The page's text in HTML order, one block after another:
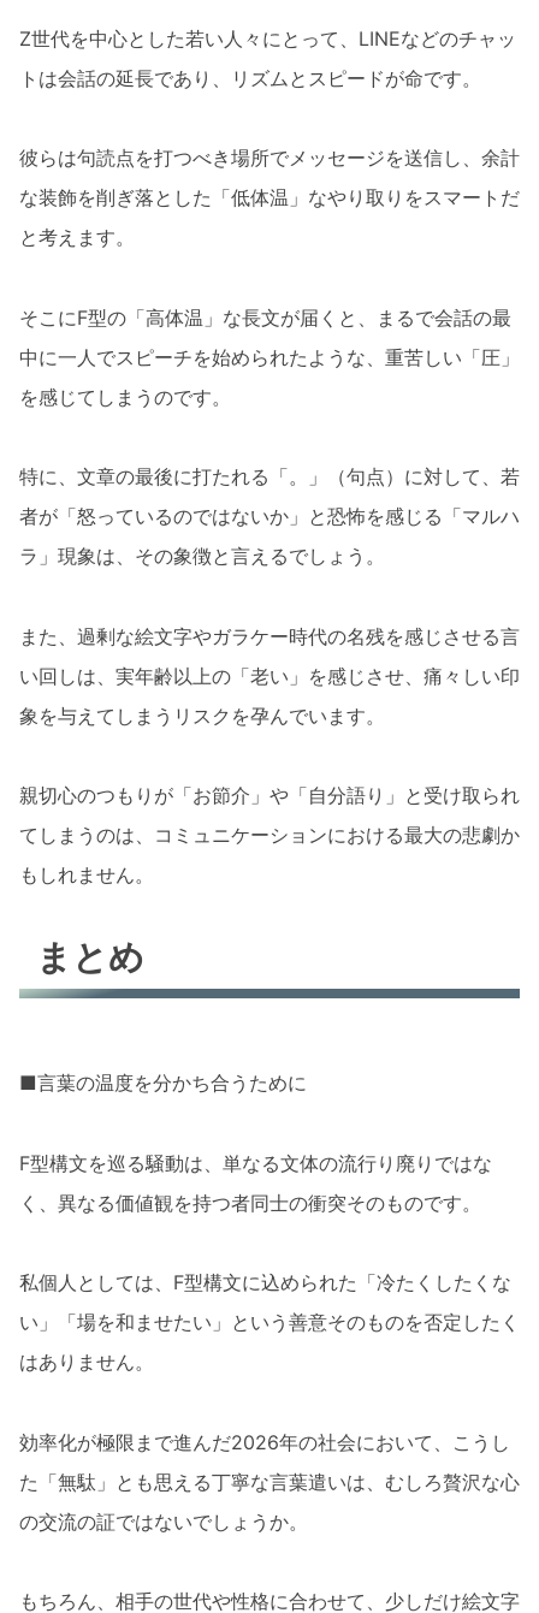
Z世代を中心とした若い人々にとって、LINEなどのチャッ
トは会話の延長であり、リズムとスピードが命です。
彼らは句読点を打つべき場所でメッセージを送信し、余計
な装飾を削ぎ落とした「低体温」なやり取りをスマートだ
と考えます。
そこにF型の「高体温」な長文が届くと、まるで会話の最
中に一人でスピーチを始められたような、重苦しい「圧」
を感じてしまうのです。
特に、文章の最後に打たれる「。」（句点）に対して、若
者が「怒っているのではないか」と恐怖を感じる「マルハ
ラ」現象は、その象徴と言えるでしょう。
また、過剰な絵文字やガラケー時代の名残を感じさせる言
い回しは、実年齢以上の「老い」を感じさせ、痛々しい印
象を与えてしまうリスクを孕んでいます。
親切心のつもりが「お節介」や「自分語り」と受け取られ
てしまうのは、コミュニケーションにおける最大の悲劇か
もしれません。
まとめ
■言葉の温度を分かち合うために
F型構文を巡る騒動は、単なる文体の流行り廃りではな
く、異なる価値観を持つ者同士の衝突そのものです。
私個人としては、F型構文に込められた「冷たくしたくな
い」「場を和ませたい」という善意そのものを否定したく
はありません。
効率化が極限まで進んだ2026年の社会において、こうし
た「無駄」とも思える丁寧な言葉遣いは、むしろ贅沢な心
の交流の証ではないでしょうか。
もちろん、相手の世代や性格に合わせて、少しだけ絵文字